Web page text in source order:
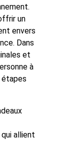
un
envers
Dans
et
à
étapes
allient